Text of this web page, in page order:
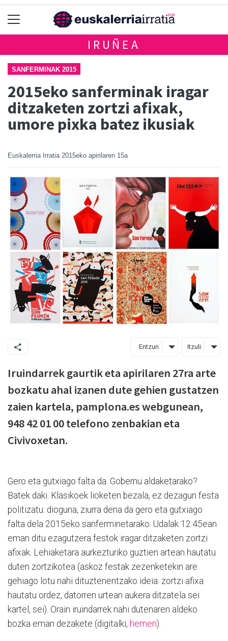
IRUÑEA
SANFERMINAK 2015
2015eko sanferminak iragar
ditzaketen zortzi afixak,
umore pixka batez ikusiak
Euskalerria Irratia 2015eko apirilaren 15a
Entzun Itzuli
Iruindarrek gaurtik eta apirilaren 27ra arte
bozkatu ahal izanen dute gehien gustatzen
zaien kartela, pamplona.es webgunean,
948 42 01 00 telefono zenbakian eta
Civivoxetan.
Gero eta gutxiago falta da. Gobernu aldaketarako?
Batek daki. Klasikoek lioketen bezala, ez dezagun festa
politizatu: dioguna, ziurra dena da gero eta gutxiago
falta dela 2015eko sanferminetarako. Udalak 12:45ean
eman ditu ezagutzera festok iragar ditzaketen zortzi
afixak. Lehiaketara aurkezturiko guztien artean hautatu
duten zortzikotea (askoz festak zezenketekin are
gehiago lotu nahi dituztenentzako ideia: zortzi afixa
hautatu ordez, datorren urtean aukera ditzatela sei
kartel, sei). Orain iruindarrek nahi dutenaren aldeko
bozka eman dezakete (digitalki, hemen).